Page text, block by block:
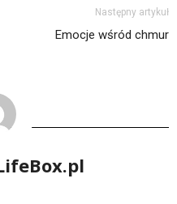
Następny artykuł
Emocje wśród chmur